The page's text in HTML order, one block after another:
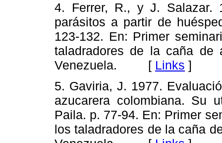
4. Ferrer, R., y J. Salazar.
parásitos a partir de
123-132. En: Primer
taladradores de la caña de
Venezuela. [ Links ]
5. Gaviria, J. 1977.
azucarera colombiana. Su
Paila. p. 77-94. En: Primer
los taladradores de la caña